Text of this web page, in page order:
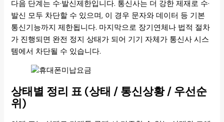
다음 단계는 수·발신제한입니다. 통신사는 더 강한 제재로 수·
발신 모두 차단할 수 있으며, 이 경우 문자와 데이터 등 기본
통신기능까지 제한됩니다. 마지막으로 장기연체나 법적 절차
가 진행되면 완전 정지 상태가 되어 기기 자체가 통신사 시스
템에서 차단될 수 있습니다.
상태별 정리 표 (상태 / 통신상황 / 우선순
위)